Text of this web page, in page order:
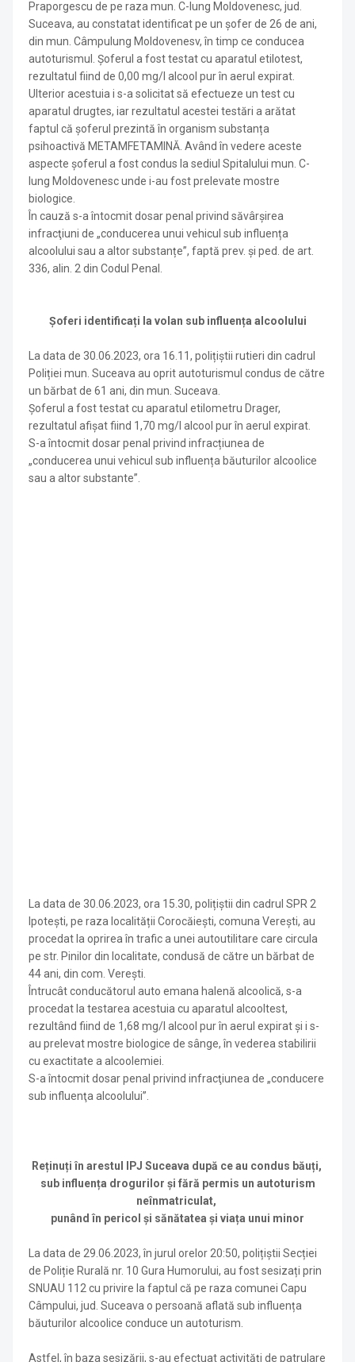
Praporgescu de pe raza mun. C-lung Moldovenesc, jud.
Suceava, au constatat identificat pe un șofer de 26 de ani,
din mun. Câmpulung Moldovenesv, în timp ce conducea
autoturismul. Șoferul a fost testat cu aparatul etilotest,
rezultatul fiind de 0,00 mg/l alcool pur în aerul expirat.
Ulterior acestuia i s-a solicitat să efectueze un test cu
aparatul drugtes, iar rezultatul acestei testări a arătat
faptul că șoferul prezintă în organism substanța
psihoactivă METAMFETAMINĂ. Având în vedere aceste
aspecte șoferul a fost condus la sediul Spitalului mun. C-
lung Moldovenesc unde i-au fost prelevate mostre
biologice.
În cauză s-a întocmit dosar penal privind săvârşirea
infracţiuni de „conducerea unui vehicul sub influența
alcoolului sau a altor substanțe”, faptă prev. şi ped. de art.
336, alin. 2 din Codul Penal.
Șoferi identificați la volan sub influența alcoolului
La data de 30.06.2023, ora 16.11, polițiștii rutieri din cadrul
Poliției mun. Suceava au oprit autoturismul condus de către
un bărbat de 61 ani, din mun. Suceava.
Șoferul a fost testat cu aparatul etilometru Drager,
rezultatul afişat fiind 1,70 mg/l alcool pur în aerul expirat.
S-a întocmit dosar penal privind infracțiunea de
„conducerea unui vehicul sub influența băuturilor alcoolice
sau a altor substante”.
La data de 30.06.2023, ora 15.30, polițiștii din cadrul SPR 2
Ipotești, pe raza localității Corocăiești, comuna Verești, au
procedat la oprirea în trafic a unei autoutilitare care circula
pe str. Pinilor din localitate, condusă de către un bărbat de
44 ani, din com. Verești.
Întrucât conducătorul auto emana halenă alcoolică, s-a
procedat la testarea acestuia cu aparatul alcooltest,
rezultând fiind de 1,68 mg/l alcool pur în aerul expirat și i s-
au prelevat mostre biologice de sânge, în vederea stabilirii
cu exactitate a alcoolemiei.
S-a întocmit dosar penal privind infracţiunea de „conducere
sub influenţa alcoolului”.
Reținuți în arestul IPJ Suceava după ce au condus băuți,
sub influența drogurilor și fără permis un autoturism
neînmatriculat,
punând în pericol și sănătatea și viața unui minor
La data de 29.06.2023, în jurul orelor 20:50, polițiștii Secției
de Poliție Rurală nr. 10 Gura Humorului, au fost sesizați prin
SNUAU 112 cu privire la faptul că pe raza comunei Capu
Câmpului, jud. Suceava o persoană aflată sub influența
băuturilor alcoolice conduce un autoturism.
Astfel, în baza sesizării, s-au efectuat activități de patrulare